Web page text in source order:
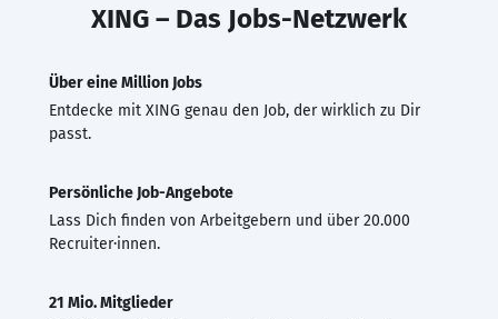
XING – Das Jobs-Netzwerk
Über eine Million Jobs
Entdecke mit XING genau den Job, der wirklich zu Dir
passt.
Persönliche Job-Angebote
Lass Dich finden von Arbeitgebern und über 20.000
Recruiter·innen.
21 Mio. Mitglieder